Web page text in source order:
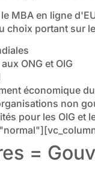
MBA en ligne
choix portant sur
ONG et OIG
économique
non
pour les OIG et
=